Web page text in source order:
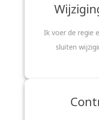
Ik voer de regie
sluiten